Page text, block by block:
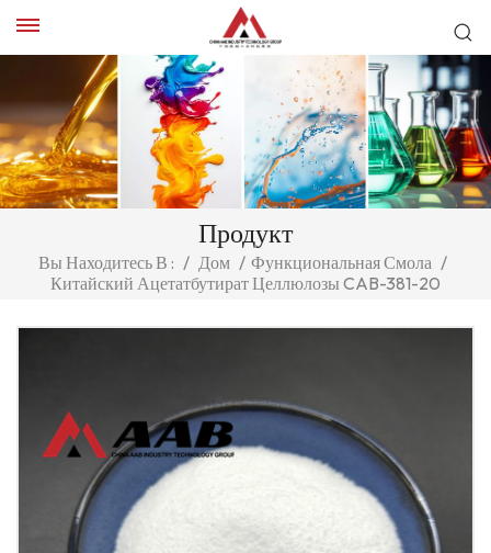
Продукт
Вы Находитесь В : / Дом / Функциональная Смола /
Китайский Ацетатбутират Целлюлозы CAB-381-20